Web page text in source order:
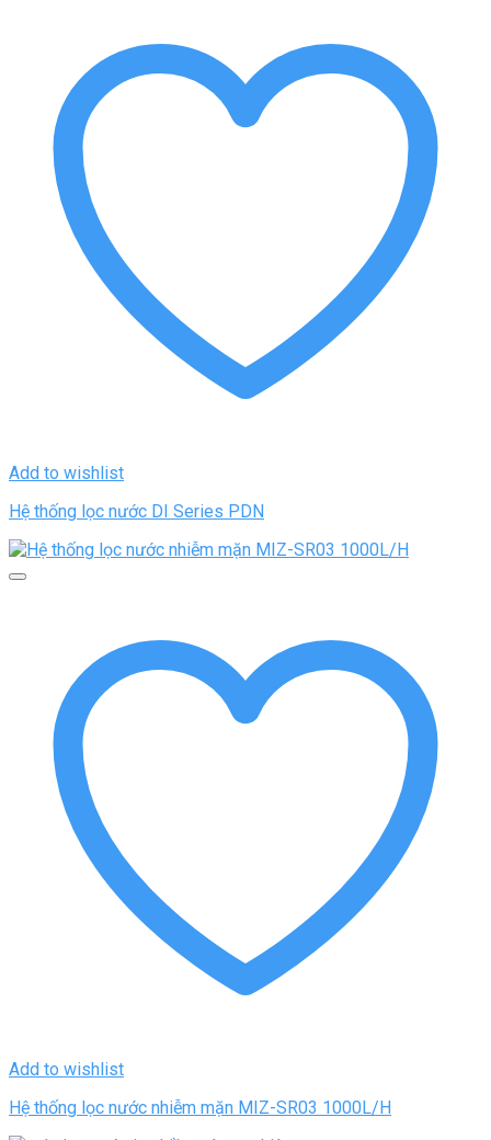
Add to wishlist
Hệ thống lọc nước DI Series PDN
Add to wishlist
Hệ thống lọc nước nhiễm mặn MIZ-SR03 1000L/H